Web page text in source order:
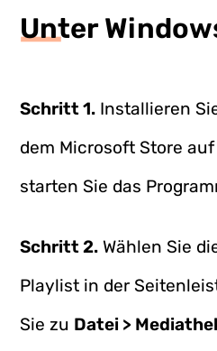
Unter
Schritt 1. Installieren
dem Microsoft Store
starten Sie das
Schritt 2. Wählen Sie
Playlist in der
Sie zu Datei >